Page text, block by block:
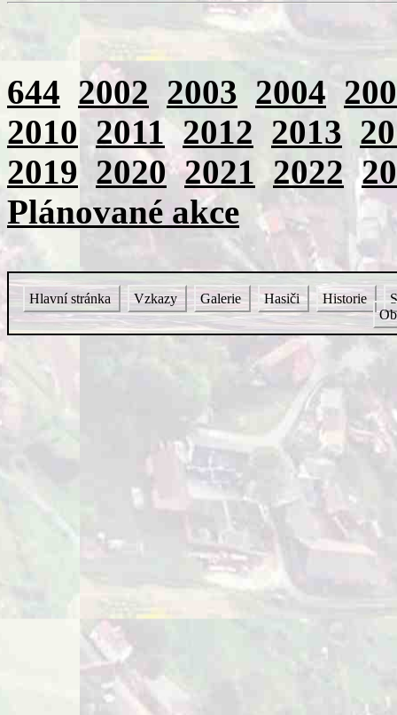
644 2002 2003 2004
2010 2011 2012 2013
2019 2020 2021 2022
Plánované akce
Hlavní stránka Vzkazy Galerie Hasiči Historie